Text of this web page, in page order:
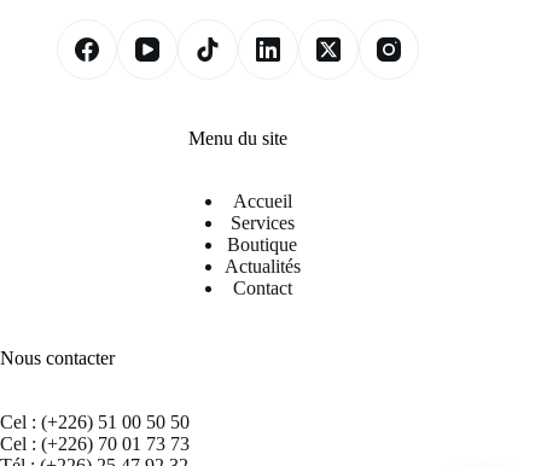
Menu du site
Accueil
Services
Boutique
Actualités
Contact
Nous contacter
Cel : (+226) 51 00 50 50
Cel : (+226) 70 01 73 73